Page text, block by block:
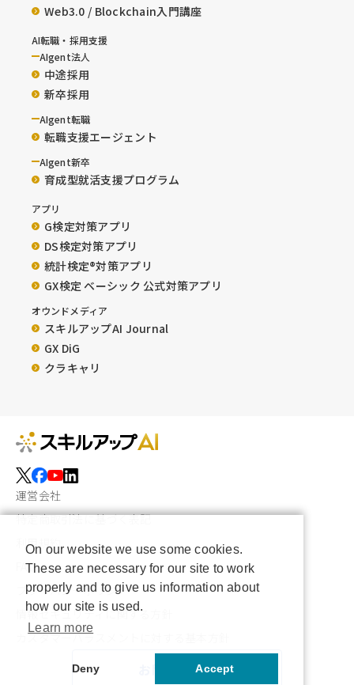
Web3.0 / Blockchain入門講座
AI転職・採用支援
AIgent法人
中途採用
新卒採用
AIgent転職
転職支援エージェント
AIgent新卒
育成型就活支援プログラム
アプリ
G検定対策アプリ
DS検定対策アプリ
統計検定®︎対策アプリ
GX検定 ベーシック 公式対策アプリ
オウンドメディア
スキルアップAI Journal
GX DiG
クラキャリ
運営会社
特定商取引法に基づく表記
利用規約
FAQ
プライバシーポリシー
情報セキュリティに関する方針
カスタマーハラスメントに対する基本方針
お問い合わせ
On our website we use some cookies.
These are necessary for our site to work
properly and to give us information about
how our site is used.
Learn more
Deny Accept